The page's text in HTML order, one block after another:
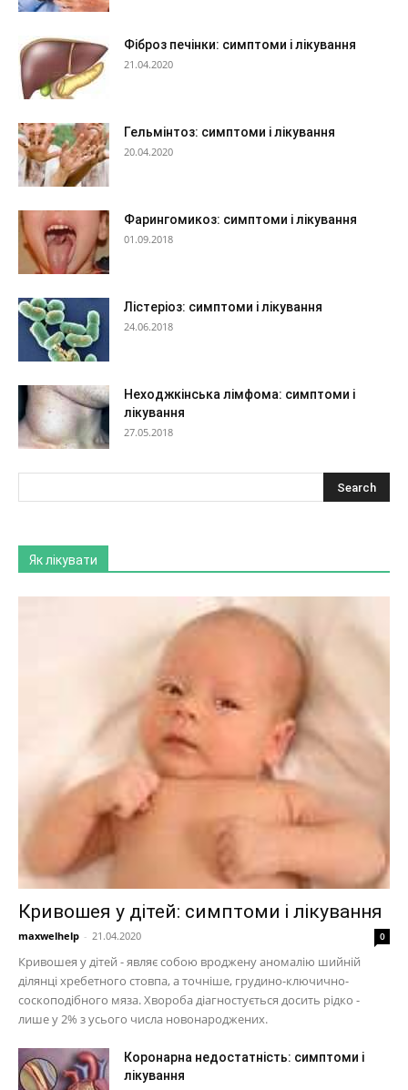
Фіброз печінки: симптоми і лікування
21.04.2020
Гельмінтоз: симптоми і лікування
20.04.2020
Фарингомикоз: симптоми і лікування
01.09.2018
Лістеріоз: симптоми і лікування
24.06.2018
Неходжкінська лімфома: симптоми і
лікування
27.05.2018
Як лікувати
Кривошея у дітей: симптоми і лікування
maxwelhelp - 21.04.2020 0
Кривошея у дітей - являє собою вроджену аномалію шийній
ділянці хребетного стовпа, а точніше, грудино-ключично-
соскоподібного мяза. Хвороба діагностується досить рідко -
лише у 2% з усього числа новонароджених.
Коронарна недостатність: симптоми і
лікування